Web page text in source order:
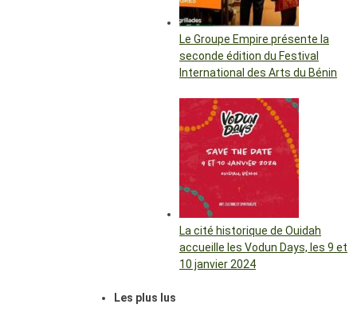
Le Groupe Empire présente la
seconde édition du Festival
International des Arts du Bénin
La cité historique de Ouidah
accueille les Vodun Days, les 9 et
10 janvier 2024
Les plus lus